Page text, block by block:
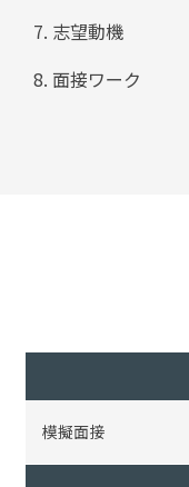
志望動機
面接ワーク
模擬面接